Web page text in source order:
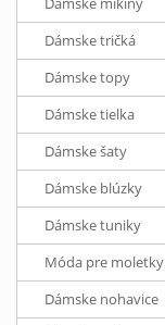
Dámske tričká
Dámske topy
Dámske tielka
Dámske šaty
Dámske blúzky
Dámske tuniky
Móda pre moletky
Dámske nohavice